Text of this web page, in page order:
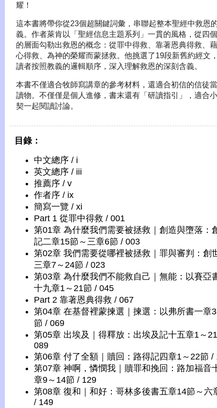
耀！
這本書將帶你從23個超關鍵詞彙，串聯起整本聖經中救恩
義。作者萊肯以「聖經信息主題系列」一貫的風格，從四
的層面勾勒出救恩的概念：從罪中得救、靠著恩典得救、
心得救、為神的榮耀而蒙拯救。他挑選了19段新舊約經文
讀者按照教義的邏輯順序，深入理解救恩的深刻含義。
本書不僅適合牧師寫講章的參考材料，還適合初信的信徒
讀物。不僅僅是個人進修，書末還有「研讀指引」，適合
契一起閱讀討論。
目錄：
中文總序 / i
英文總序 / iii
推薦序 / v
作者序 / ix
簡寫一覽 / xi
Part 1 從罪中得救 / 001
第01章 為什麼我們需要被拯救｜創造與墮落：
記二章15節～三章6節 / 003
第02章 我們需要從哪裡被拯救｜罪與審判：創
三章7～24節 / 023
第03章 為什麼我們不能救自己｜無能：以賽亞
十九章1～21節 / 045
Part 2 靠著恩典得救 / 067
第04章 在基督裡蒙揀選｜揀選：以弗所書一章
節 / 069
第05章 出埃及｜得釋放：出埃及記十五章1～
089
第06章 付了全額｜贖回：路得記四章1～22節 /
第07章 神啊，憐憫我｜贖罪和挽回：路加福音
章9～14節 / 129
第08章 復和｜和好：哥林多後書五章14節～六
/ 149